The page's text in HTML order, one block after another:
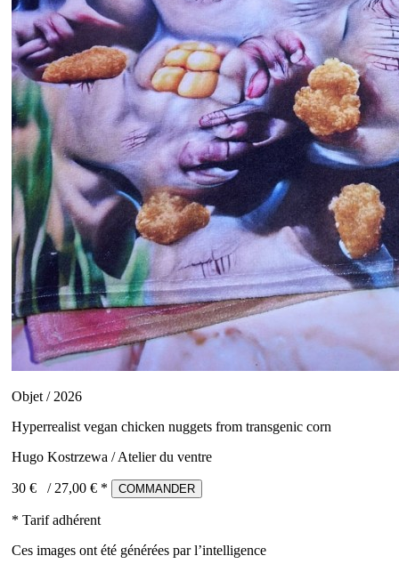
Objet / 2026
Hyperrealist vegan chicken nuggets from transgenic corn
Hugo Kostrzewa / Atelier du ventre
30 € / 27,00 € * COMMANDER
* Tarif adhérent
Ces images ont été générées par l’intelligence